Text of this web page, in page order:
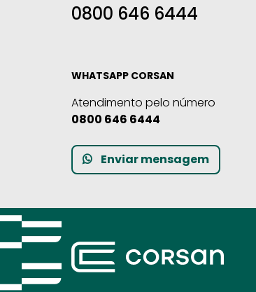
0800 646 6444
WHATSAPP CORSAN
Atendimento pelo número
0800 646 6444
Enviar mensagem